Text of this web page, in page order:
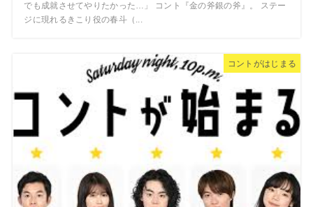
でも成就させてやりたかった…」 コント『金の斧銀の斧』。 ステー
ジに現れるきこり役の春斗（...
コントがはじまる